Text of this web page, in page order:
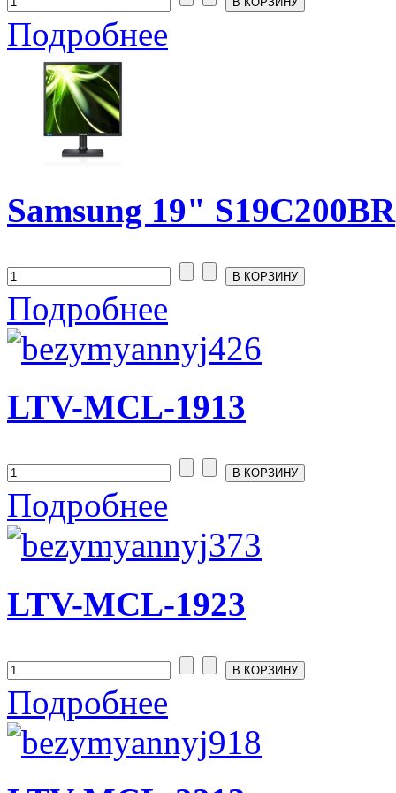
Подробнее
Samsung 19" S19C200BR
Подробнее
LTV-MCL-1913
Подробнее
LTV-MCL-1923
Подробнее